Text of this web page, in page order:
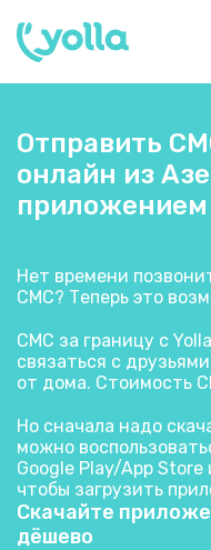
Отправить
онлайн из
приложением
Скачайте
дёшево
Нет времени
СМС? Теперь это
СМС за границу с
связаться с
от дома. Стоимость
Но сначала надо
можно
Google Play/App Store
чтобы загрузить